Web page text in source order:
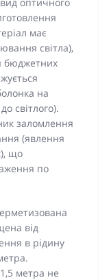
має
світла),
бюджетних
на
світлого).
заломлення
(явлення
що
по
від
в рідину
метра не